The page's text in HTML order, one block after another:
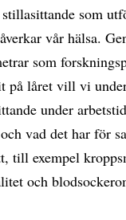
som
vår hälsa.
som
på låret vill vi
under
vad det har för
till exempel
och